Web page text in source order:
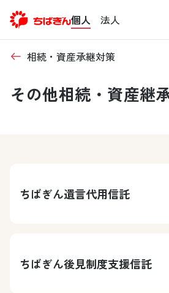
個人 法人
相続・資産承継対策
その他相続・資産継
ちばぎん遺言代用信託
ちばぎん後見制度支援信託